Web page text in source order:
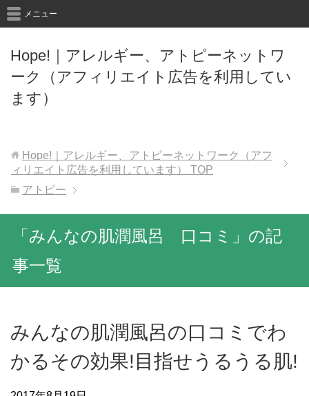
Hope!｜アレルギー、アトピーネットワ
ーク（アフィリエイト広告を利用してい
ます）
メニュー
Hope!｜アレルギー、アトピーネットワーク（アフ
ィリエイト広告を利用しています）
TOP
アトピー
「みんなの肌潤風呂 口コミ」の記
事一覧
みんなの肌潤風呂の口コミでわ
かるその効果!目指せうるうる肌!